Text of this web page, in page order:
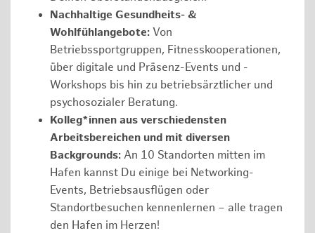
Nachhaltige Gesundheits- &
Wohlfühlangebote: Von
Betriebssportgruppen, Fitnesskooperationen,
über digitale und Präsenz-Events und -
Workshops bis hin zu betriebsärztlicher und
psychosozialer Beratung.
Kolleg*innen aus verschiedensten
Arbeitsbereichen und mit diversen
Backgrounds: An 10 Standorten mitten im
Hafen kannst Du einige bei Networking-
Events, Betriebsausflügen oder
Standortbesuchen kennenlernen – alle tragen
den Hafen im Herzen!